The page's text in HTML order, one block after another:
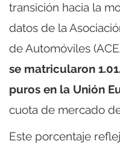
transición hacia la
datos de la
de Automóviles
se matricularon
puros en la Unión
cuota de mercado
Este porcentaje